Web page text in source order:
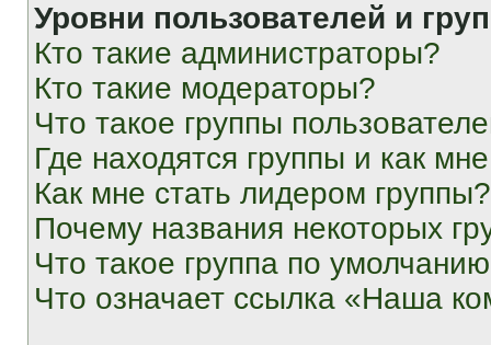
Уровни пользователей и
Кто такие администраторы?
Кто такие модераторы?
Что такое группы
Где находятся группы и как
Как мне стать лидером группы?
Почему названия некоторых
Что такое группа по
Что означает ссылка «Наша